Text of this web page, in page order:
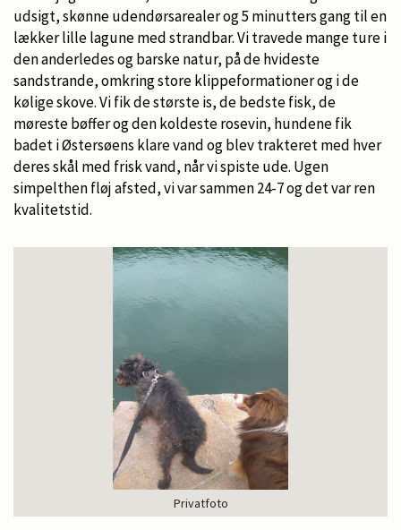
udsigt, skønne udendørsarealer og 5 minutters gang til en
lækker lille lagune med strandbar. Vi travede mange ture i
den anderledes og barske natur, på de hvideste
sandstrande, omkring store klippeformationer og i de
kølige skove. Vi fik de største is, de bedste fisk, de
møreste bøffer og den koldeste rosevin, hundene fik
badet i Østersøens klare vand og blev trakteret med hver
deres skål med frisk vand, når vi spiste ude. Ugen
simpelthen fløj afsted, vi var sammen 24-7 og det var ren
kvalitetstid.
Privatfoto